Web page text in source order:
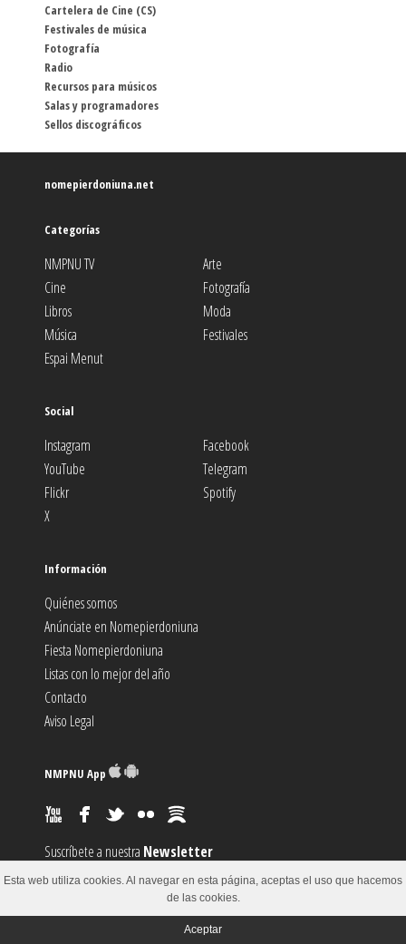
Cartelera de Cine (CS)
Festivales de música
Fotografía
Radio
Recursos para músicos
Salas y programadores
Sellos discográficos
nomepierdoniuna.net
Categorías
NMPNU TV
Arte
Cine
Fotografía
Libros
Moda
Música
Festivales
Espai Menut
Social
Instagram
Facebook
YouTube
Telegram
Flickr
Spotify
X
Información
Quiénes somos
Anúnciate en Nomepierdoniuna
Fiesta Nomepierdoniuna
Listas con lo mejor del año
Contacto
Aviso Legal
NMPNU App
Suscríbete a nuestra Newsletter
Suscríbete al canalRSS
Esta web utiliza cookies. Al navegar en esta página, aceptas el uso que hacemos
de las cookies.
Aceptar